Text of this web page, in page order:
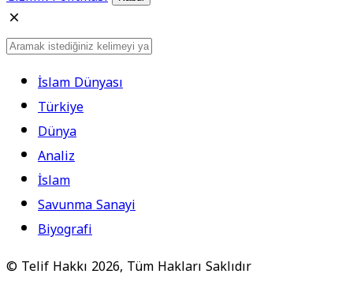
İslam Dünyası
Türkiye
Dünya
Analiz
İslam
Savunma Sanayi
Biyografi
© Telif Hakkı 2026, Tüm Hakları Saklıdır